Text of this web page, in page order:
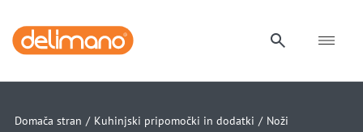
Domača stran / Kuhinjski pripomočki in dodatki / Noži